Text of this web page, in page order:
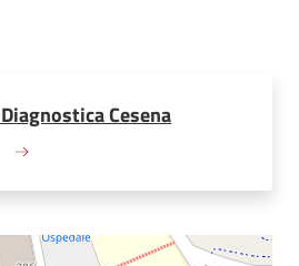
Cesena